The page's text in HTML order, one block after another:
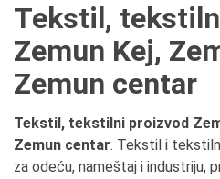
Tekstil,
Zemun Kej,
Zemun centar
Tekstil, tekstilni proizvod
Zemun centar. Tekstil i
za odeću, nameštaj i industriju,